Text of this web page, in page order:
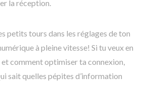
la réception.
petits tours dans les réglages de ton
à pleine vitesse! Si tu veux en
comment optimiser ta connexion,
sait quelles pépites d’information